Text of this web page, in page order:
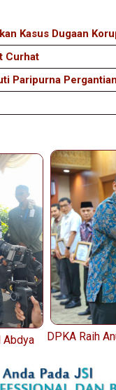
Kasus Dugaan
Curhat
Paripurna
Abdya
DPKA Raih